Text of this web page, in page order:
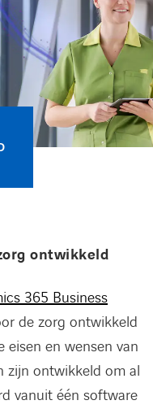
ontwikkeld
365 Business
de zorg ontwikkeld
en wensen van
zijn ontwikkeld om al
vanuit één software